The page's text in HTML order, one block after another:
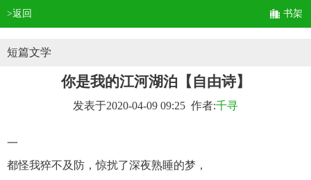
>返回 书架
短篇文学
你是我的江河湖泊【自由诗】
发表于2020-04-09 09:25 作者:千寻
一
都怪我猝不及防，惊扰了深夜熟睡的梦，